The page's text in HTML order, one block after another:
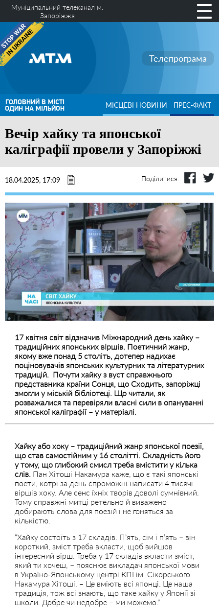
Муніципальний телеканал м.
Запоріжжя
Телепрограма
ГОЛОВНИЙ В МІСТІ
ОДИН НА МІЛЬЙОН МІСЦЕВІ НОВИНИ ПРЕС-ФАКТ
Вечір хайку та японської
каліграфії провели у Запоріжжі
18.04.2025, 17:09 Поділитися:
17 квітня світ відзначив Міжнародний день хайку –
традиційних японських вІршів. Поетичний жанр,
якому вже понад 5 століть, дотепер надихає
поціновувачів японських культурних та літературних
традицій. Почути хайку з вуст справжнього
представника країни Сонця, що Сходить, запоріжці
змогли у міській бібліотеці. Що читали, як
розважалися та перевіряли власні сили в опануванні
японської каліграфії – у матеріалі.
Хайку або хоку – традиційний жанр японської поезії,
що став самостійним у 16 столітті. Складність його
у тому, що глибокий смисл треба вмістити у кілька
слів. Пан Хітоші Накамура каже, що є такі японські
поети, котрі за день спроможні написати 4 тисячі
віршів хоку. Але сенс їхніх творів доволі сумнівний.
Тому справжні митці ретельно й виважено
добирають слова для поезій і не гоняться за
кількістю.
“Хайку состоїть з 17 складів. П’ять, сім і п’ять – він
короткий, зміст треба вкласти, щоб вийшов
інтересний вірш. Треба у 17 складів вкласти зміст,
який ти хочеш, – пояснює викладач японської мови
в Україно-Японському центрі КПІ ім. Сікорського
Накамура Хітоші. – Це вміють всі японці. Це наша
традиція, тож всі знають, що таке хайку у Японії зі
школи. Добре чи недобре – ми можемо.”